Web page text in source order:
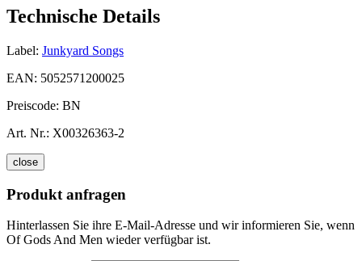
Technische Details
Label: Junkyard Songs
EAN: 5052571200025
Preiscode: BN
Art. Nr.: X00326363-2
close
Produkt anfragen
Hinterlassen Sie ihre E-Mail-Adresse und wir informieren Sie, wenn
Of Gods And Men wieder verfügbar ist.